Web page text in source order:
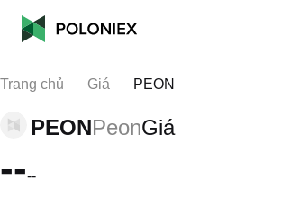
Trang chủ Giá PEON
PEONPeonGiá
----